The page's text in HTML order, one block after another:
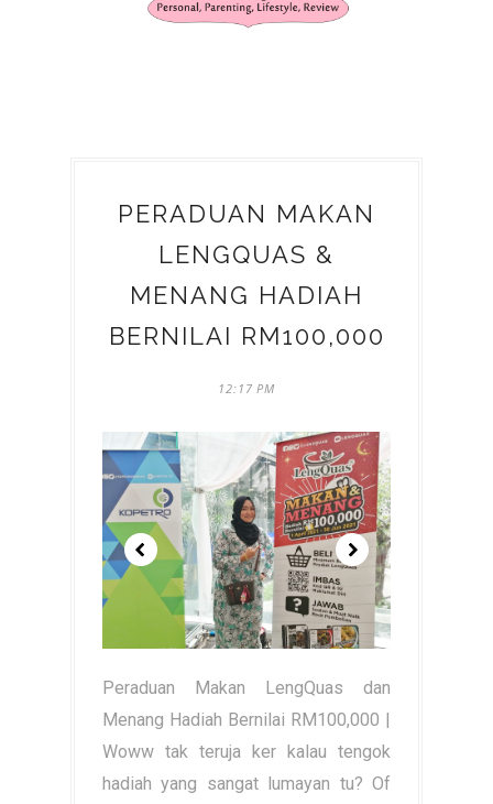
PERADUAN MAKAN
LENGQUAS &
MENANG HADIAH
BERNILAI RM100,000
12:17 PM
Peraduan Makan LengQuas dan
Menang Hadiah Bernilai RM100,000 |
Woww tak teruja ker kalau tengok
hadiah yang sangat lumayan tu? Of